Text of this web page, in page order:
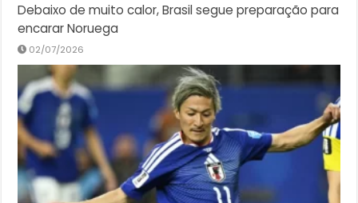
Debaixo de muito calor, Brasil segue preparação para
encarar Noruega
02/07/2026